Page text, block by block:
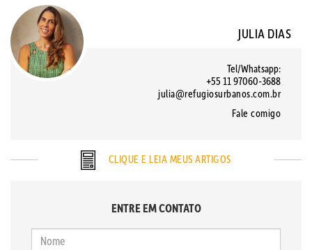
JULIA DIAS
Tel/Whatsapp:
+55 11 97060-3688
julia@refugiosurbanos.com.br
Fale comigo
CLIQUE E LEIA MEUS ARTIGOS
ENTRE EM CONTATO